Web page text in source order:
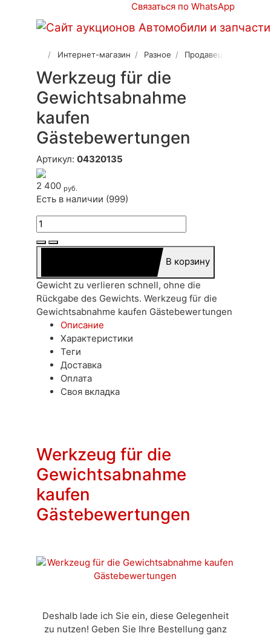
Связаться по WhatsApp
Интернет-магазин Разное Продавец 2
Werkzeug für die
Gewichtsabnahme
kaufen
Gästebewertungen
Артикул: 04320135
2 400 руб.
Есть в наличии (999)
В корзину
Gewicht zu verlieren schnell, ohne die
Rückgabe des Gewichts. Werkzeug für die
Gewichtsabnahme kaufen Gästebewertungen
Описание
Характеристики
Теги
Доставка
Оплата
Своя вкладка
Werkzeug für die
Gewichtsabnahme
kaufen
Gästebewertungen
Deshalb lade ich Sie ein, diese Gelegenheit
zu nutzen! Geben Sie Ihre Bestellung ganz